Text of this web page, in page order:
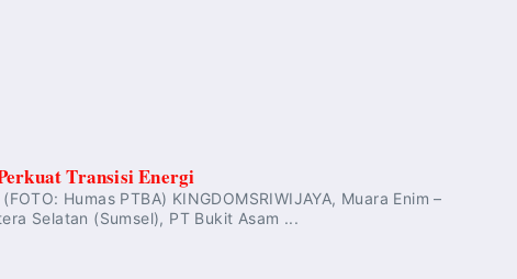
Transisi Energi
Humas PTBA) KINGDOMSRIWIJAYA, Muara Enim –
Selatan (Sumsel), PT Bukit Asam ...